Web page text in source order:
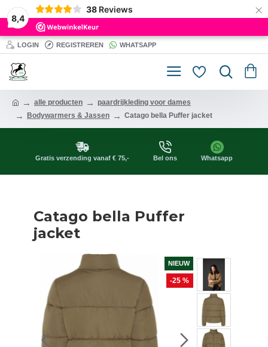
8,4
38 Reviews ×
LOGIN REGISTREREN WHATSAPP
alle producten
paardrijkleding voor dames
Bodywarmers & Jassen
Catago bella Puffer jacket
Gratis verzending vanaf € 75,- Bel ons Whatsapp
Catago bella Puffer
jacket
NIEUW
-25 %